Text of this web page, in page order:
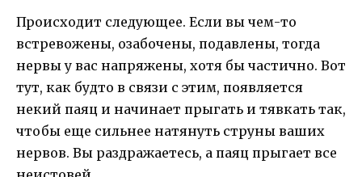
Происходит следующее. Если вы чем-то
встревожены, озабочены, подавлены, тогда
нервы у вас напряжены, хотя бы частично. Вот
тут, как будто в связи с этим, появляется
некий паяц и начинает прыгать и тявкать так,
чтобы еще сильнее натянуть струны ваших
нервов. Вы раздражаетесь, а паяц прыгает все